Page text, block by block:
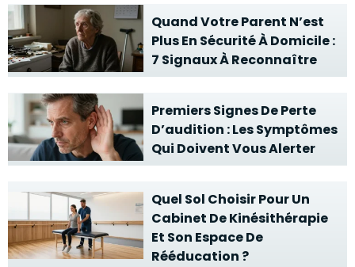
Quand Votre Parent N’est
Plus En Sécurité À Domicile :
7 Signaux À Reconnaître
Premiers Signes De Perte
D’audition : Les Symptômes
Qui Doivent Vous Alerter
Quel Sol Choisir Pour Un
Cabinet De Kinésithérapie
Et Son Espace De
Rééducation ?